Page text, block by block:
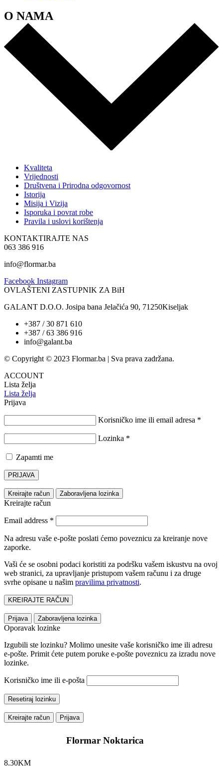
O NAMA
Kvaliteta
Vrijednosti
Društvena i Prirodna odgovornost
Istorija
Misija i Vizija
Isporuka i povrat robe
Pravila i uslovi korištenja
KONTAKTIRAJTE NAS
063 386 916
info@flormar.ba
Facebook Instagram
OVLAŠTENI ZASTUPNIK ZA BiH
GALANT D.O.O. Josipa bana Jelačića 90, 71250Kiseljak
+387 / 30 871 610
+387 / 63 386 916
info@galant.ba
© Copyright © 2023 Flormar.ba | Sva prava zadržana.
ACCOUNT
Lista želja
Lista želja
Prijava
Korisničko ime ili email adresa *
Lozinka *
Zapamti me
PRIJAVA
Kreirajte račun Zaboravljena lozinka
Kreirajte račun
Email address *
Na adresu vaše e-pošte poslati ćemo poveznicu za kreiranje nove
zaporke.
Vaši će se osobni podaci koristiti za podršku vašem iskustvu na ovoj
web stranici, za upravljanje pristupom vašem računu i za druge
svrhe opisane u našim pravilima privatnosti.
KREIRAJTE RAČUN
Prijava Zaboravljena lozinka
Oporavak lozinke
Izgubili ste lozinku? Molimo unesite vaše korisničko ime ili adresu
e-pošte. Primit ćete putem poruke e-pošte poveznicu za izradu nove
lozinke.
Korisničko ime ili e-pošta
Resetiraj lozinku
Kreirajte račun Prijava
Flormar Noktarica
8.30KM